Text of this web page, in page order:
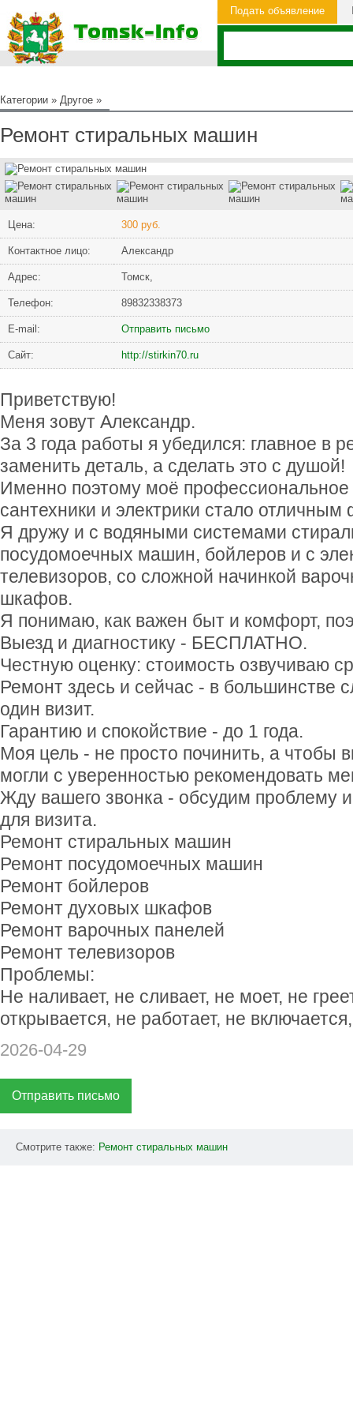
Подать объявление
Категории » Другое »
Ремонт стиральных машин
Цена: 300 руб.
Контактное лицо: Александр
Адрес: Томск,
Телефон: 89832338373
Е-mail: Отправить письмо
Сайт: http://stirkin70.ru
Приветствую!
Меня зовут Александр.
За 3 года работы я убедился: главное в
заменить деталь, а сделать это с душой!
Именно поэтому моё профессиональное
сантехники и электрики стало
Я дружу и с водяными системами
посудомоечных машин, бойлеров и с
телевизоров, со сложной начинкой
шкафов.
Я понимаю, как важен быт и комфорт,
Выезд и диагностику - БЕСПЛАТНО.
Честную оценку: стоимость озвучиваю
Ремонт здесь и сейчас - в большинстве
один визит.
Гарантию и спокойствие - до 1 года.
Моя цель - не просто починить, а чтобы
могли с уверенностью рекомендовать
Жду вашего звонка - обсудим проблему
для визита.
Ремонт стиральных машин
Ремонт посудомоечных машин
Ремонт бойлеров
Ремонт духовых шкафов
Ремонт варочных панелей
Ремонт телевизоров
Проблемы:
Не наливает, не сливает, не моет, не
открывается, не работает, не
2026-04-29
Отправить письмо
Смотрите также: Ремонт стиральных машин